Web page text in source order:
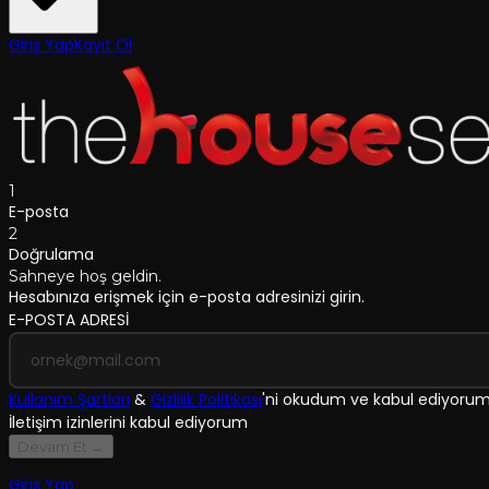
Giriş YapKayıt Ol
1
E-posta
2
Doğrulama
Sahneye hoş geldin.
Hesabınıza erişmek için e-posta adresinizi girin.
E-POSTA ADRESİ
Kullanım Şartları & Gizlilik Politikası'ni okudum ve kabul
İletişim izinlerini kabul ediyorum
Devam Et →
Giriş Yap